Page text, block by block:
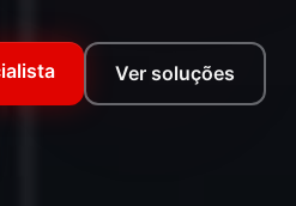
Ver soluções